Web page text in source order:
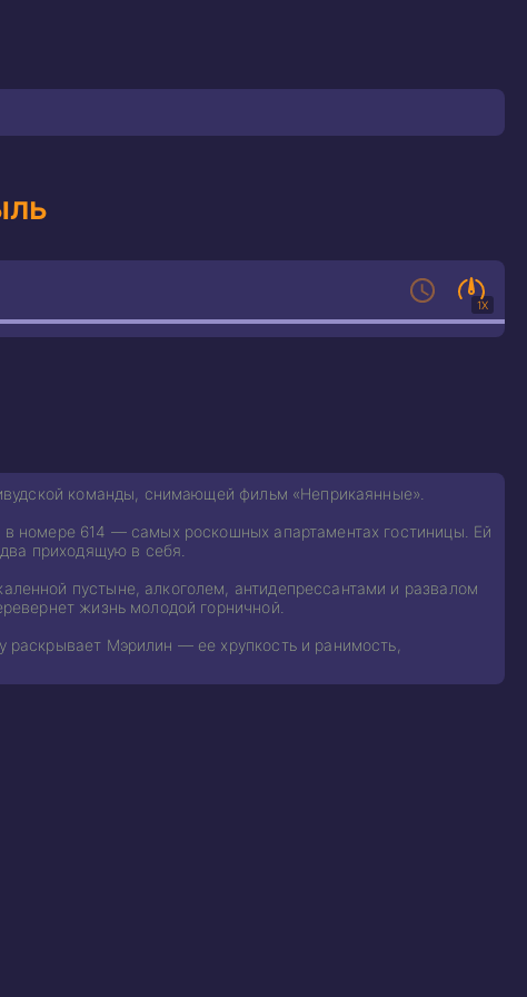
1X
команды, снимающей фильм «Неприкаянные».
номере 614 — самых роскошных апартаментах гостиницы. Ей
приходящую в себя.
пустыне, алкоголем, антидепрессантами и развалом
жизнь молодой горничной.
Мэрилин — ее хрупкость и ранимость,